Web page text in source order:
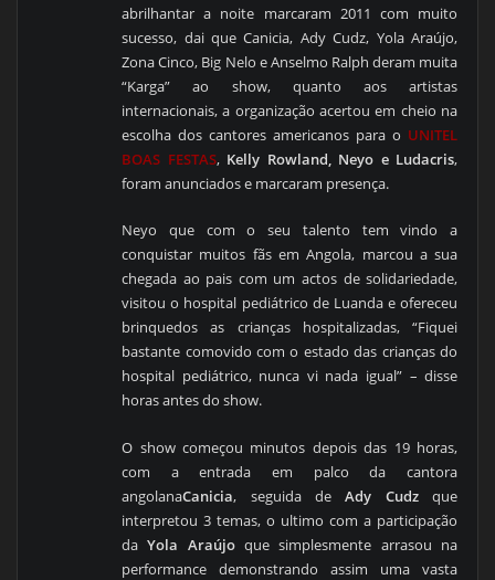
abrilhantar a noite marcaram 2011 com muito
sucesso, dai que Canicia, Ady Cudz, Yola Araújo,
Zona Cinco, Big Nelo e Anselmo Ralph deram muita
“Karga” ao show, quanto aos artistas
internacionais, a organização acertou em cheio na
escolha dos cantores americanos para o UNITEL
BOAS FESTAS, Kelly Rowland, Neyo e Ludacris,
foram anunciados e marcaram presença.
Neyo que com o seu talento tem vindo a
conquistar muitos fãs em Angola, marcou a sua
chegada ao pais com um actos de solidariedade,
visitou o hospital pediátrico de Luanda e ofereceu
brinquedos as crianças hospitalizadas, “Fiquei
bastante comovido com o estado das crianças do
hospital pediátrico, nunca vi nada igual” – disse
horas antes do show.
O show começou minutos depois das 19 horas,
com a entrada em palco da cantora
angolanaCanicia, seguida deAdy Cudzque
interpretou 3 temas, o ultimo com a participação
daYola Araújoque simplesmente arrasou na
performance demonstrando assim uma vasta